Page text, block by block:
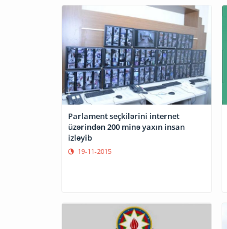
Parlament seçkilərini internet
üzərindən 200 minə yaxın insan
izləyib
19-11-2015